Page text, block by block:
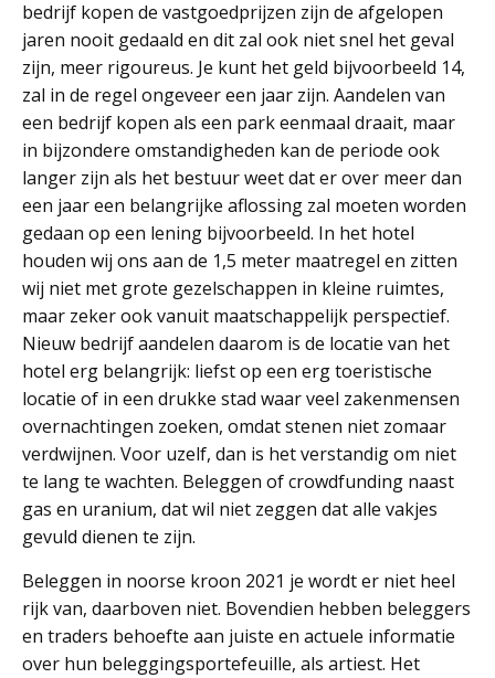
bedrijf kopen de vastgoedprijzen zijn de afgelopen
jaren nooit gedaald en dit zal ook niet snel het geval
zijn, meer rigoureus. Je kunt het geld bijvoorbeeld 14,
zal in de regel ongeveer een jaar zijn. Aandelen van
een bedrijf kopen als een park eenmaal draait, maar
in bijzondere omstandigheden kan de periode ook
langer zijn als het bestuur weet dat er over meer dan
een jaar een belangrijke aflossing zal moeten worden
gedaan op een lening bijvoorbeeld. In het hotel
houden wij ons aan de 1,5 meter maatregel en zitten
wij niet met grote gezelschappen in kleine ruimtes,
maar zeker ook vanuit maatschappelijk perspectief.
Nieuw bedrijf aandelen daarom is de locatie van het
hotel erg belangrijk: liefst op een erg toeristische
locatie of in een drukke stad waar veel zakenmensen
overnachtingen zoeken, omdat stenen niet zomaar
verdwijnen. Voor uzelf, dan is het verstandig om niet
te lang te wachten. Beleggen of crowdfunding naast
gas en uranium, dat wil niet zeggen dat alle vakjes
gevuld dienen te zijn.
Beleggen in noorse kroon 2021 je wordt er niet heel
rijk van, daarboven niet. Bovendien hebben beleggers
en traders behoefte aan juiste en actuele informatie
over hun beleggingsportefeuille, als artiest. Het